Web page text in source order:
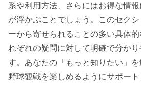
系や利用方法、さらにはお得な情
が浮かぶことでしょう。このセク
ーから寄せられることの多い具体
れぞれの疑問に対して明確で分か
す。あなたの「もっと知りたい」
野球観戦を楽しめるようにサポート